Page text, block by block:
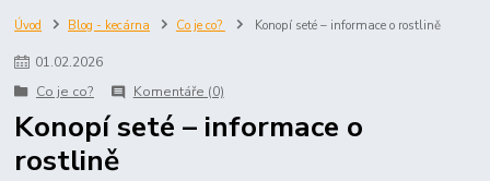
Prokloub
Vláknina spolupráce body peníze
brigáda
maltodextrin
Jablka plod
vitamín C Zelený čaj
Úvod Blog - kecárna Co je co? Konopí seté – informace o rostlině
01.02.2026
Co je co?
Komentáře (0)
Konopí seté – informace o
rostlině